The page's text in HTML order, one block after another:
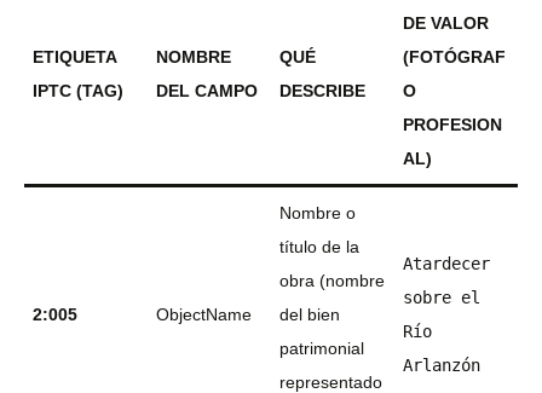
ETIQUETA
IPTC (TAG)
NOMBRE
DEL CAMPO
QUÉ
DESCRIBE
DE VALOR
(FOTÓGRAF
O
PROFESION
AL)
2:005 ObjectName
Nombre o
título de la
obra (nombre
del bien
patrimonial
representado
Atardecer
sobre el
Río
Arlanzón